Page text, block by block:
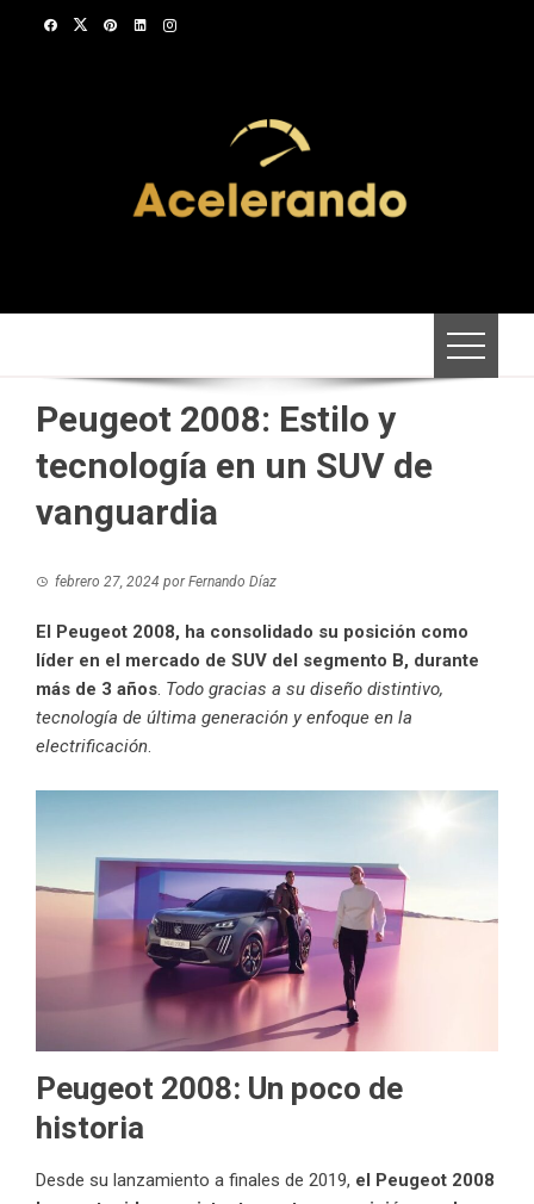
Peugeot 2008: Estilo y
tecnología en un SUV de
vanguardia
febrero 27, 2024 porFernando Díaz
El Peugeot 2008, ha consolidado su posición como
líder en el mercado de SUV del segmento B, durante
más de 3 años. Todo gracias a su diseño distintivo,
tecnología de última generación y enfoque en la
electrificación.
Peugeot 2008: Un poco de
historia
Desde su lanzamiento a finales de 2019, el Peugeot 2008